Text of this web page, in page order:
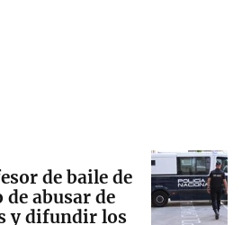
de baile de
abusar de
y difundir los